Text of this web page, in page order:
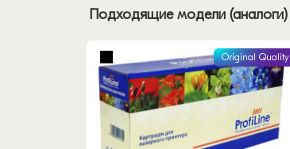
Подходящие модели (аналоги)
Original Quality